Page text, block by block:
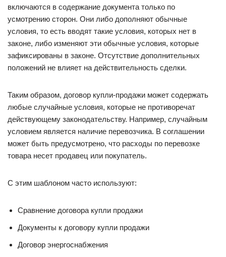
включаются в содержание документа только по
усмотрению сторон. Они либо дополняют обычные
условия, то есть вводят такие условия, которых нет в
законе, либо изменяют эти обычные условия, которые
зафиксированы в законе. Отсутствие дополнительных
положений не влияет на действительность сделки.
Таким образом, договор купли-продажи может содержать
любые случайные условия, которые не противоречат
действующему законодательству. Например, случайным
условием является наличие перевозчика. В соглашении
может быть предусмотрено, что расходы по перевозке
товара несет продавец или покупатель.
С этим шаблоном часто используют:
Сравнение договора купли продажи
Документы к договору купли продажи
Договор энергоснабжения